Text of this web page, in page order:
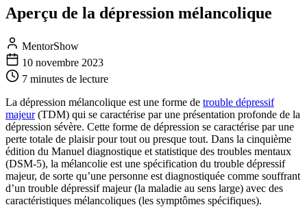
Aperçu de la dépression mélancolique
MentorShow
10 novembre 2023
7 minutes de lecture
La dépression mélancolique est une forme de trouble dépressif
majeur(TDM) qui se caractérise par une présentation profonde de la
dépression sévère. Cette forme de dépression se caractérise par une
perte totale de plaisir pour tout ou presque tout. Dans la cinquième
édition du Manuel diagnostique et statistique des troubles mentaux
(DSM-5), la mélancolie est une spécification du trouble dépressif
majeur, de sorte qu’une personne est diagnostiquée comme souffrant
d’un trouble dépressif majeur (la maladie au sens large) avec des
caractéristiques mélancoliques (les symptômes spécifiques).